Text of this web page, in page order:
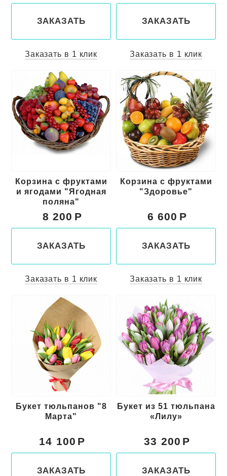
ЗАКАЗАТЬ
Заказать в 1 клик
ЗАКАЗАТЬ
Заказать в 1 клик
Корзина с фруктами
и ягодами "Ягодная
поляна"
8 200
ЗАКАЗАТЬ
Заказать в 1 клик
Корзина с фруктами
"Здоровье"
6 600
ЗАКАЗАТЬ
Заказать в 1 клик
Букет тюльпанов "8
Марта"
14 100
ЗАКАЗАТЬ
Букет из 51 тюльпана
«Лилу»
33 200
ЗАКАЗАТЬ